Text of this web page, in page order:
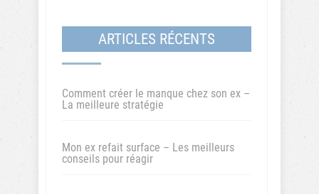
ARTICLES RÉCENTS
Comment créer le manque chez son ex –
La meilleure stratégie
Mon ex refait surface – Les meilleurs
conseils pour réagir